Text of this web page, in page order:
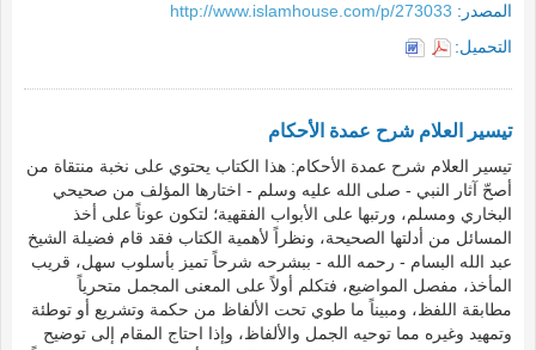
المصدر: http://www.islamhouse.com/p/273033
التحميل:
تيسير العلام شرح عمدة الأحكام
تيسير العلام شرح عمدة الأحكام: هذا الكتاب يحتوي على نخبة منتقاة من
أصحّ آثار النبي - صلى الله عليه وسلم - اختارها المؤلف من صحيحي
البخاري ومسلم، ورتبها على الأبواب الفقهية؛ لتكون عوناً على أخذ
المسائل من أدلتها الصحيحة، ونظراً لأهمية الكتاب فقد قام فضيلة الشيخ
عبد الله البسام - رحمه الله - ببشرحه شرحاً تميز بأسلوب سهل، قريب
المأخذ، مفصل المواضيع، فتكلم أولاً على المعنى المجمل متحرياً
مطابقة اللفظ، ومبيناً ما طوي تحت الألفاظ من حكمة وتشريع أو توطئة
وتمهيد وغيره مما توحيه الجمل والألفاظ، وإذا احتاج المقام إلى توضيح